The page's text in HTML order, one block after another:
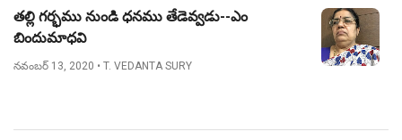
తల్లి గర్భము నుండి ధనము తేడెవ్వడు--ఎం
బిందుమాధవి
నవంబర్ 13, 2020 • T. VEDANTA SURY